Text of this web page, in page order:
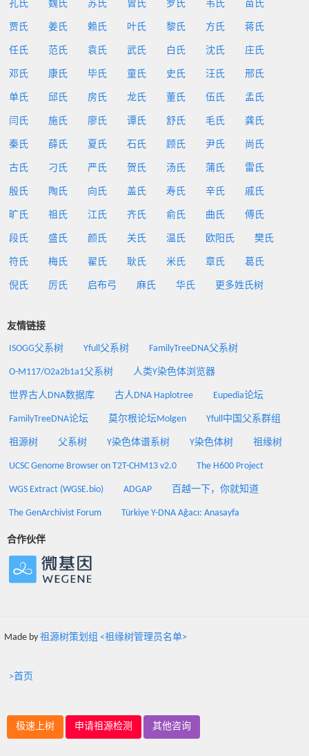
孔氏 魏氏 苏氏 曾氏 罗氏 韦氏 苗氏
贾氏 姜氏 赖氏 叶氏 黎氏 方氏 蒋氏
任氏 范氏 袁氏 武氏 白氏 沈氏 庄氏
邓氏 康氏 毕氏 童氏 史氏 汪氏 邢氏
单氏 邱氏 房氏 龙氏 董氏 伍氏 孟氏
闫氏 施氏 廖氏 谭氏 舒氏 毛氏 龚氏
秦氏 薛氏 夏氏 石氏 顾氏 尹氏 尚氏
古氏 刁氏 严氏 贺氏 汤氏 蒲氏 雷氏
殷氏 陶氏 向氏 盖氏 寿氏 辛氏 戚氏
旷氏 祖氏 江氏 齐氏 俞氏 曲氏 傅氏
段氏 盛氏 颜氏 关氏 温氏 欧阳氏 樊氏
符氏 梅氏 翟氏 耿氏 米氏 章氏 葛氏
倪氏 厉氏 启布弓 麻氏 华氏 更多姓氏树
友情链接
ISOGG父系树 Yfull父系树 FamilyTreeDNA父系树
O-M117/O2a2b1a1父系树 人类Y染色体浏览器
世界古人DNA数据库 古人DNA Haplotree Eupedia论坛
FamilyTreeDNA论坛 莫尔根论坛Molgen Yfull中国父系群组
祖源树 父系树 Y染色体谱系树 Y染色体树 祖缘树
UCSC Genome Browser on T2T-CHM13 v2.0 The H600 Project
WGS Extract (WGSE.bio) ADGAP 百越一下，你就知道
The GenArchivist Forum Türkiye Y-DNA Ağacı: Anasayfa
合作伙伴
Made by 祖源树策划组 <祖缘树管理员名单>
>首页
极速上树 申请祖源检测 其他咨询